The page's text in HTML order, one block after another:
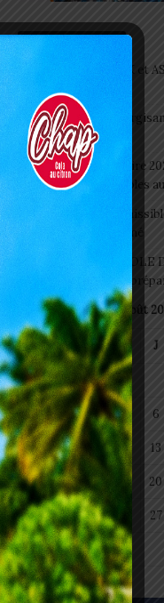
Articles récents
Interclubs CAF: ASCK et
morceaux
Togo/ Boissons
sonnette d’alarme
Togo/ Rentrée scolaire
liste officielle des écoles
ESSAL 2026 : les
visite médicale à Lomé
SWEDD+ Togo / ECOLE
maitres-artisans se
août
L M M J
3 4 5 6
10 11 12 13
17 18 20
24 25 26 27
31
« Juil